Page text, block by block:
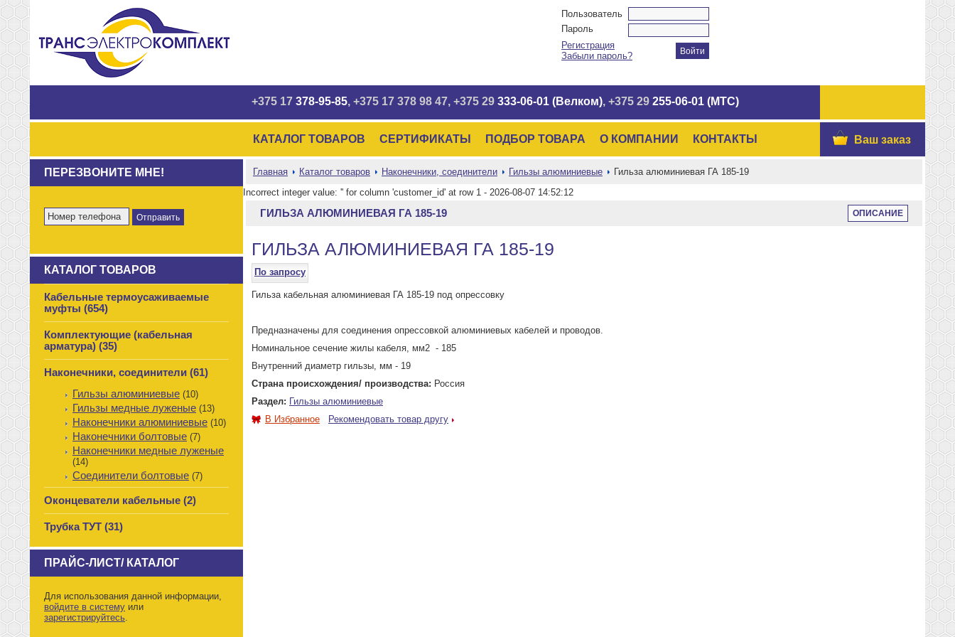
Пользователь
Пароль
Регистрация
Забыли пароль?
+375 17 378-95-85, +375 17 378 98 47, +375 29 333-06-01 (Велком), +375 29 255-06-01 (МТС)
Ваш заказ
КАТАЛОГ ТОВАРОВ СЕРТИФИКАТЫ ПОДБОР ТОВАРА О КОМПАНИИ КОНТАКТЫ
ПЕРЕЗВОНИТЕ МНЕ!
КАТАЛОГ ТОВАРОВ
Кабельные термоусаживаемые
муфты (654)
Комплектующие (кабельная
арматура) (35)
Наконечники, соединители (61)
Гильзы алюминиевые (10)
Гильзы медные луженые (13)
Наконечники алюминиевые (10)
Наконечники болтовые (7)
Наконечники медные луженые
(14)
Соединители болтовые (7)
Оконцеватели кабельные (2)
Трубка ТУТ (31)
ПРАЙС-ЛИСТ/ КАТАЛОГ
Для использования данной информации,
войдите в систему или
зарегистрируйтесь.
Главная Каталог товаров Наконечники, соединители Гильзы алюминиевые
Гильза алюминиевая ГА 185-19
Incorrect integer value: '' for column 'customer_id' at row 1 - 2026-08-07 14:52:12
ГИЛЬЗА АЛЮМИНИЕВАЯ ГА 185-19 ОПИСАНИЕ
ГИЛЬЗА АЛЮМИНИЕВАЯ ГА 185-19
По запросу
Гильза кабельная алюминиевая ГА 185-19 под опрессовку
Предназначены для соединения опрессовкой алюминиевых кабелей и проводов.
Номинальное сечение жилы кабеля, мм2 - 185
Внутренний диаметр гильзы, мм - 19
Страна происхождения/ производства: Россия
Раздел: Гильзы алюминиевые
В Избранное
Рекомендовать товар другу